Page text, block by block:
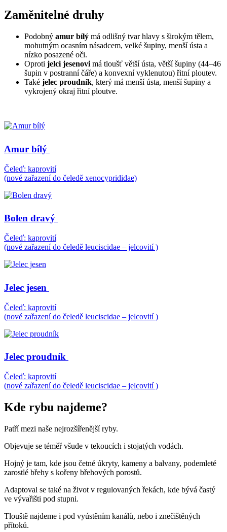
Zaměnitelné druhy
Podobný amur bílý má odlišný tvar hlavy s širokým tělem,
mohutným ocasním násadcem, velké šupiny, menší ústa a
nízko posazené oči.
Oproti jelci jesenovi má tloušť větší ústa, větší šupiny (44–46
šupin v postranní čáře) a konvexní vyklenutou) řitní ploutev.
Také jelec proudník, který má menší ústa, menší šupiny a
vykrojený okraj řitní ploutve.
Amur bílý
Čeleď: kaprovití
(nové zařazení do čeledě xenocyprididae)
Bolen dravý
Čeleď: kaprovití
(nové zařazení do čeledě leuciscidae – jelcovití )
Jelec jesen
Čeleď: kaprovití
(nové zařazení do čeledě leuciscidae – jelcovití )
Jelec proudník
Čeleď: kaprovití
(nové zařazení do čeledě leuciscidae – jelcovití )
Kde rybu najdeme?
Patří mezi naše nejrozšířenější ryby.
Objevuje se téměř všude v tekoucích i stojatých vodách.
Hojný je tam, kde jsou četné úkryty, kameny a balvany, podemleté
zarostlé břehy s kořeny břehových porostů.
Adaptoval se také na život v regulovaných řekách, kde bývá častý
ve vývařišti pod stupni.
Tlouště najdeme i pod vyústěním kanálů, nebo i znečištěných
přítoků.